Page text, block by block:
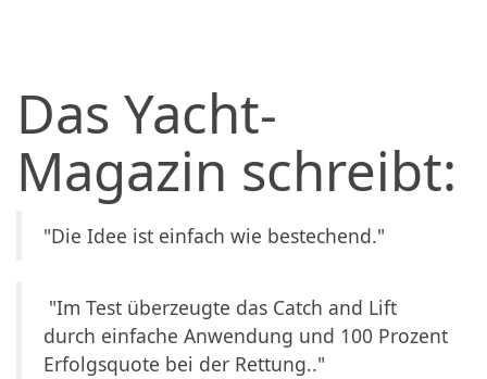
Das Yacht-
Magazin schreibt:
"Die Idee ist einfach wie bestechend."
"Im Test überzeugte das Catch and Lift
durch einfache Anwendung und 100 Prozent
Erfolgsquote bei der Rettung.."